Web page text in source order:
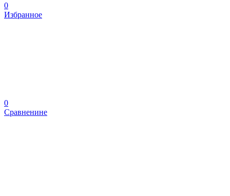
0
Избранное
0
Сравненине